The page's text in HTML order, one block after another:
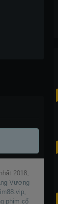
2018,
Vương
phim cổ